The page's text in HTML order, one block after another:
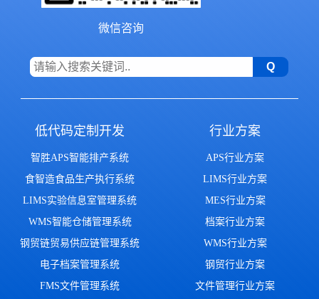
微信咨询
低代码定制开发
智胜APS智能排产系统
食智造食品生产执行系统
LIMS实验信息室管理系统
WMS智能仓储管理系统
钢贸链贸易供应链管理系统
电子档案管理系统
FMS文件管理系统
行业方案
APS行业方案
LIMS行业方案
MES行业方案
档案行业方案
WMS行业方案
钢贸行业方案
文件管理行业方案